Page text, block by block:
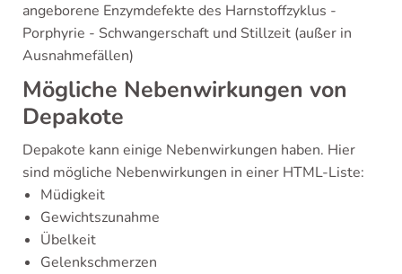
angeborene Enzymdefekte des Harnstoffzyklus -
Porphyrie - Schwangerschaft und Stillzeit (außer in
Ausnahmefällen)
Mögliche Nebenwirkungen von
Depakote
Depakote kann einige Nebenwirkungen haben. Hier
sind mögliche Nebenwirkungen in einer HTML-Liste:
Müdigkeit
Gewichtszunahme
Übelkeit
Gelenkschmerzen